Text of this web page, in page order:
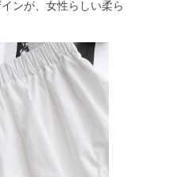
ンが、女性らしい柔ら